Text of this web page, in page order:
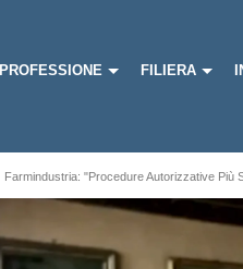
PROFESSIONE FILIERA
Farmindustria: "Procedure Autorizzative Più